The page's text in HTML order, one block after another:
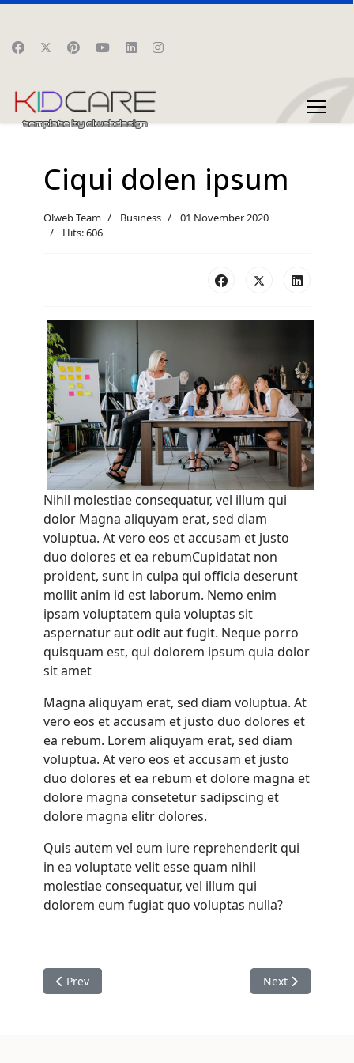
Ciqui dolen ipsum
Olweb Team Business
01 November 2020
Hits: 606
Nihil molestiae consequatur, vel illum qui
dolor Magna aliquyam erat, sed diam
voluptua. At vero eos et accusam et justo
duo dolores et ea rebumCupidatat non
proident, sunt in culpa qui officia deserunt
mollit anim id est laborum. Nemo enim
ipsam voluptatem quia voluptas sit
aspernatur aut odit aut fugit. Neque porro
quisquam est, qui dolorem ipsum quia dolor
sit amet
Magna aliquyam erat, sed diam voluptua. At
vero eos et accusam et justo duo dolores et
ea rebum. Lorem aliquyam erat, sed diam
voluptua. At vero eos et accusam et justo
duo dolores et ea rebum et dolore magna et
dolore magna consetetur sadipscing et
dolore magna elitr dolores.
Quis autem vel eum iure reprehenderit qui
in ea voluptate velit esse quam nihil
molestiae consequatur, vel illum qui
dolorem eum fugiat quo voluptas nulla?
Previous article: Olica esum officia
Prev Next article:
Next